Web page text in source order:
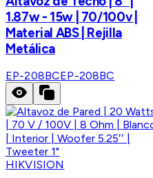
1.87w - 15w | 70/100v |
Material ABS | Rejilla
Metálica
EP-208BCEP-208BC
HIKVISION